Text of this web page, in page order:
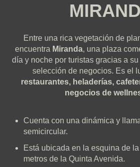
Entre una rica vegetación de
encuentra Miranda, una plaza
día y noche por turistas gracias a
selección de negocios. Es el
restaurantes, heladerías,
negocios de
Cuenta con una dinámica y
semicircular.
Está ubicada en la esquina de
metros de la Quinta Avenida.